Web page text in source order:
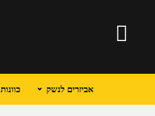
אביזרים לנשק כוונות